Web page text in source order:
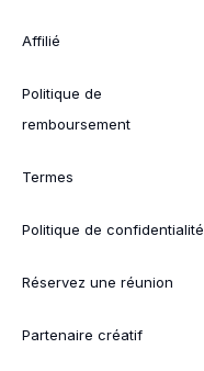
Affilié
Politique de
remboursement
Termes
Politique de confidentialité
Réservez une réunion
Partenaire créatif